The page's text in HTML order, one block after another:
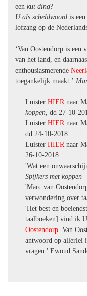
een kut ding?
U als scheldwoord is
lofzang op de
‘Van Oostendorp is een
van het land, en
enthousiasmerende
toegankelijk maakt.’
Luister HIERnaar
koppen, dd 27-10-
Luister HIERnaar
dd 24-10-2018
Luister HIERnaar
26-10-2018
'Wat een
Spijkers met koppen
'Marc van
verwondering over
'Het best en
taalboeken] vind ik
Oostendorp. Van
antwoord op allerlei
vragen.' Ewoud